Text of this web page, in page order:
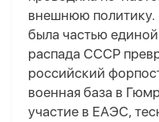
внешнюю политику.
была частью
распада СССР
российский
военная база в
участие в ЕАЭС,